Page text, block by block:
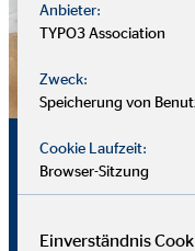
echte
Anbieter:
TYPO3 Association
Zweck:
Speicherung von
Cookie Laufzeit:
Browser-Sitzung
Einverständnis